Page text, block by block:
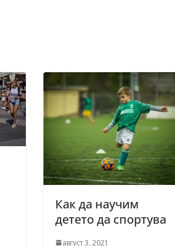
Как да научим
детето да спортува
август 3, 2021